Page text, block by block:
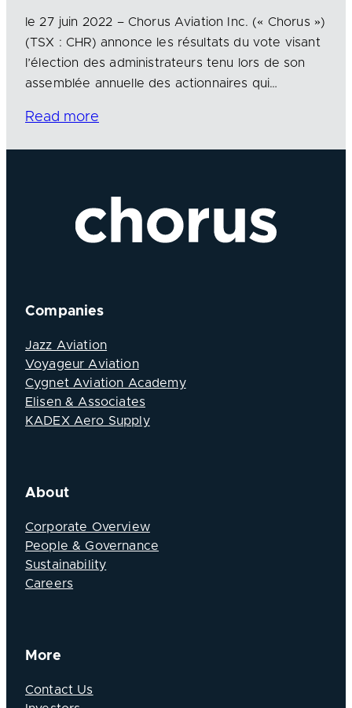
le 27 juin 2022 – Chorus Aviation Inc. (« Chorus »)
(TSX : CHR) annonce les résultats du vote visant
l’élection des administrateurs tenu lors de son
assemblée annuelle des actionnaires qui…
Read more
Companies
Jazz Aviation
Voyageur Aviation
Cygnet Aviation Academy
Elisen & Associates
KADEX Aero Supply
About
Corporate Overview
People & Governance
Sustainability
Careers
More
Contact Us